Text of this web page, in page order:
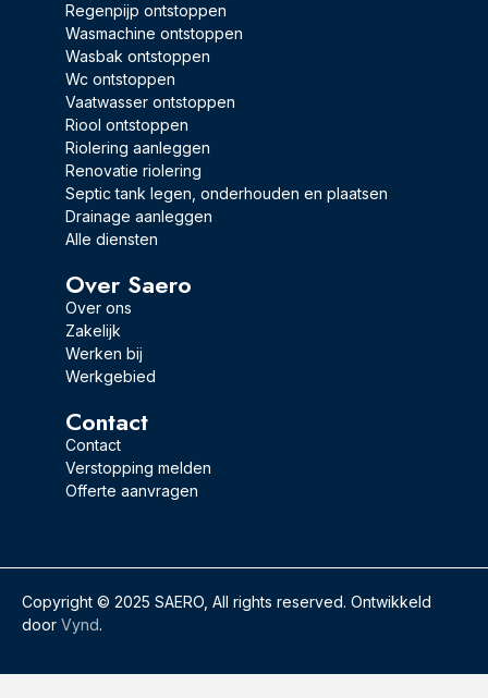
Regenpijp ontstoppen
Wasmachine ontstoppen
Wasbak ontstoppen
Wc ontstoppen
Vaatwasser ontstoppen
Riool ontstoppen
Riolering aanleggen
Renovatie riolering
Septic tank legen, onderhouden en plaatsen
Drainage aanleggen
Alle diensten
Over Saero
Over ons
Zakelijk
Werken bij
Werkgebied
Contact
Contact
Verstopping melden
Offerte aanvragen
Copyright © 2025 SAERO, All rights reserved. Ontwikkeld
door Vynd.